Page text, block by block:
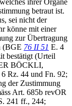
betraut ist.
sei nicht der
könne mit einer
zur Übertragung
(BGE 76 II 51 E. 4
bestätigt (Urteil
BÖCKLI,
Rz. 44 und Fn. 92;
der Zustimmung
Art. 685b revOR
241 ff., 244;